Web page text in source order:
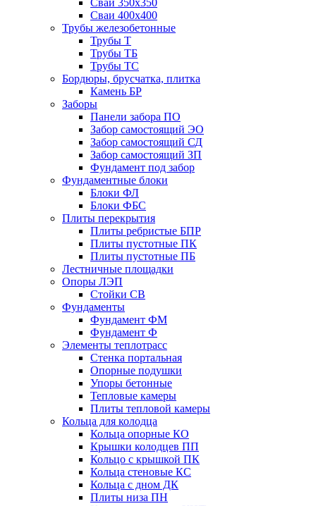
Сваи 350х350
Сваи 400х400
Трубы железобетонные
Трубы Т
Трубы ТБ
Трубы ТС
Бордюры, брусчатка, плитка
Камень БР
Заборы
Панели забора ПО
Забор самостоящий ЭО
Забор самостоящий СД
Забор самостоящий ЗП
Фyндамент под забор
Фундаментные блоки
Блоки ФЛ
Блоки ФБС
Плиты перекрытия
Плиты ребристые БПР
Плиты пустотные ПК
Плиты пустотные ПБ
Лестничные площадки
Опоры ЛЭП
Стойки СВ
Фундаменты
Фyндамент ФМ
Фyндамент Ф
Элементы теплотрасс
Стенка портальная
Опорные подушки
Упоры бетонные
Тепловые камеры
Плиты тепловой камеры
Кольца для колодца
Кольца опорные КО
Крышки колодцев ПП
Кольцо с крышкой ПК
Кольца стеновые КС
Кольца с дном ДК
Плиты низа ПН